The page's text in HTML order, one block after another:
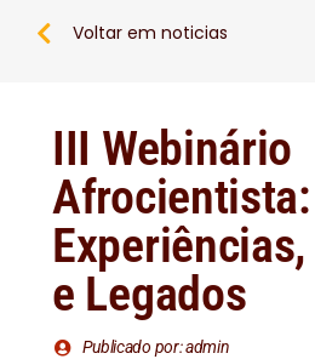
Voltar em noticias
III Webinário
Afrocientista:
e Legados
Publicado por: admin